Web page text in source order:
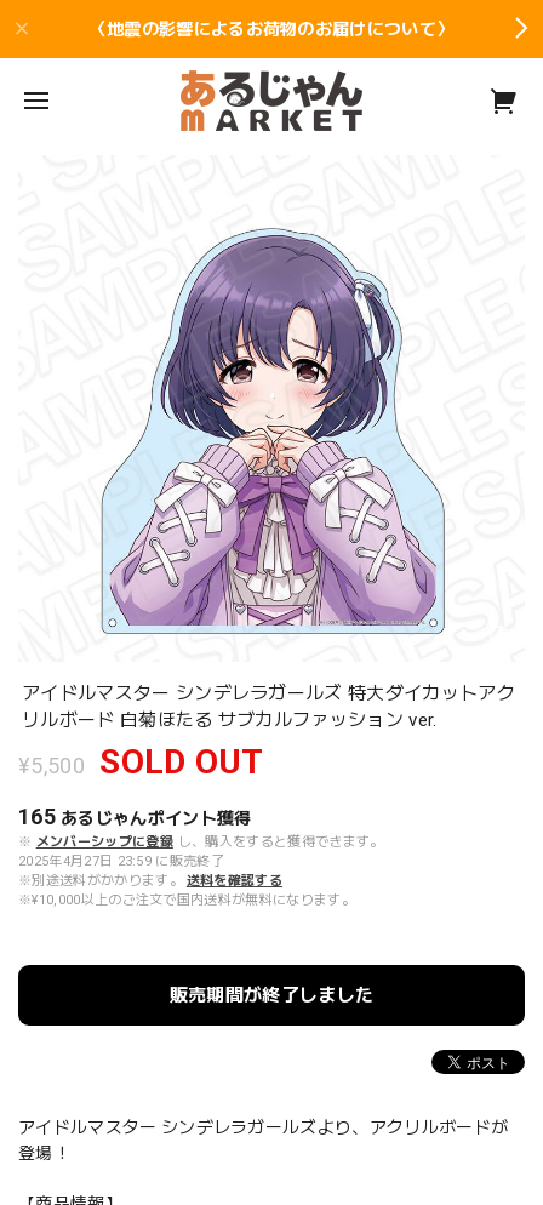
〈地震の影響によるお荷物のお届けについて〉
アイドルマスター シンデレラガールズ 特大ダイカットアク
リルボード 白菊ほたる サブカルファッション ver.
¥5,500 SOLD OUT
165 あるじゃんポイント獲得
※ メンバーシップに登録 し、購入をすると獲得できます。
2025年4月27日 23:59 に販売終了
※別途送料がかかります。
送料を確認する
※¥10,000以上のご注文で国内送料が無料になります。
販売期間が終了しました
アイドルマスター シンデレラガールズより、アクリルボードが
登場！